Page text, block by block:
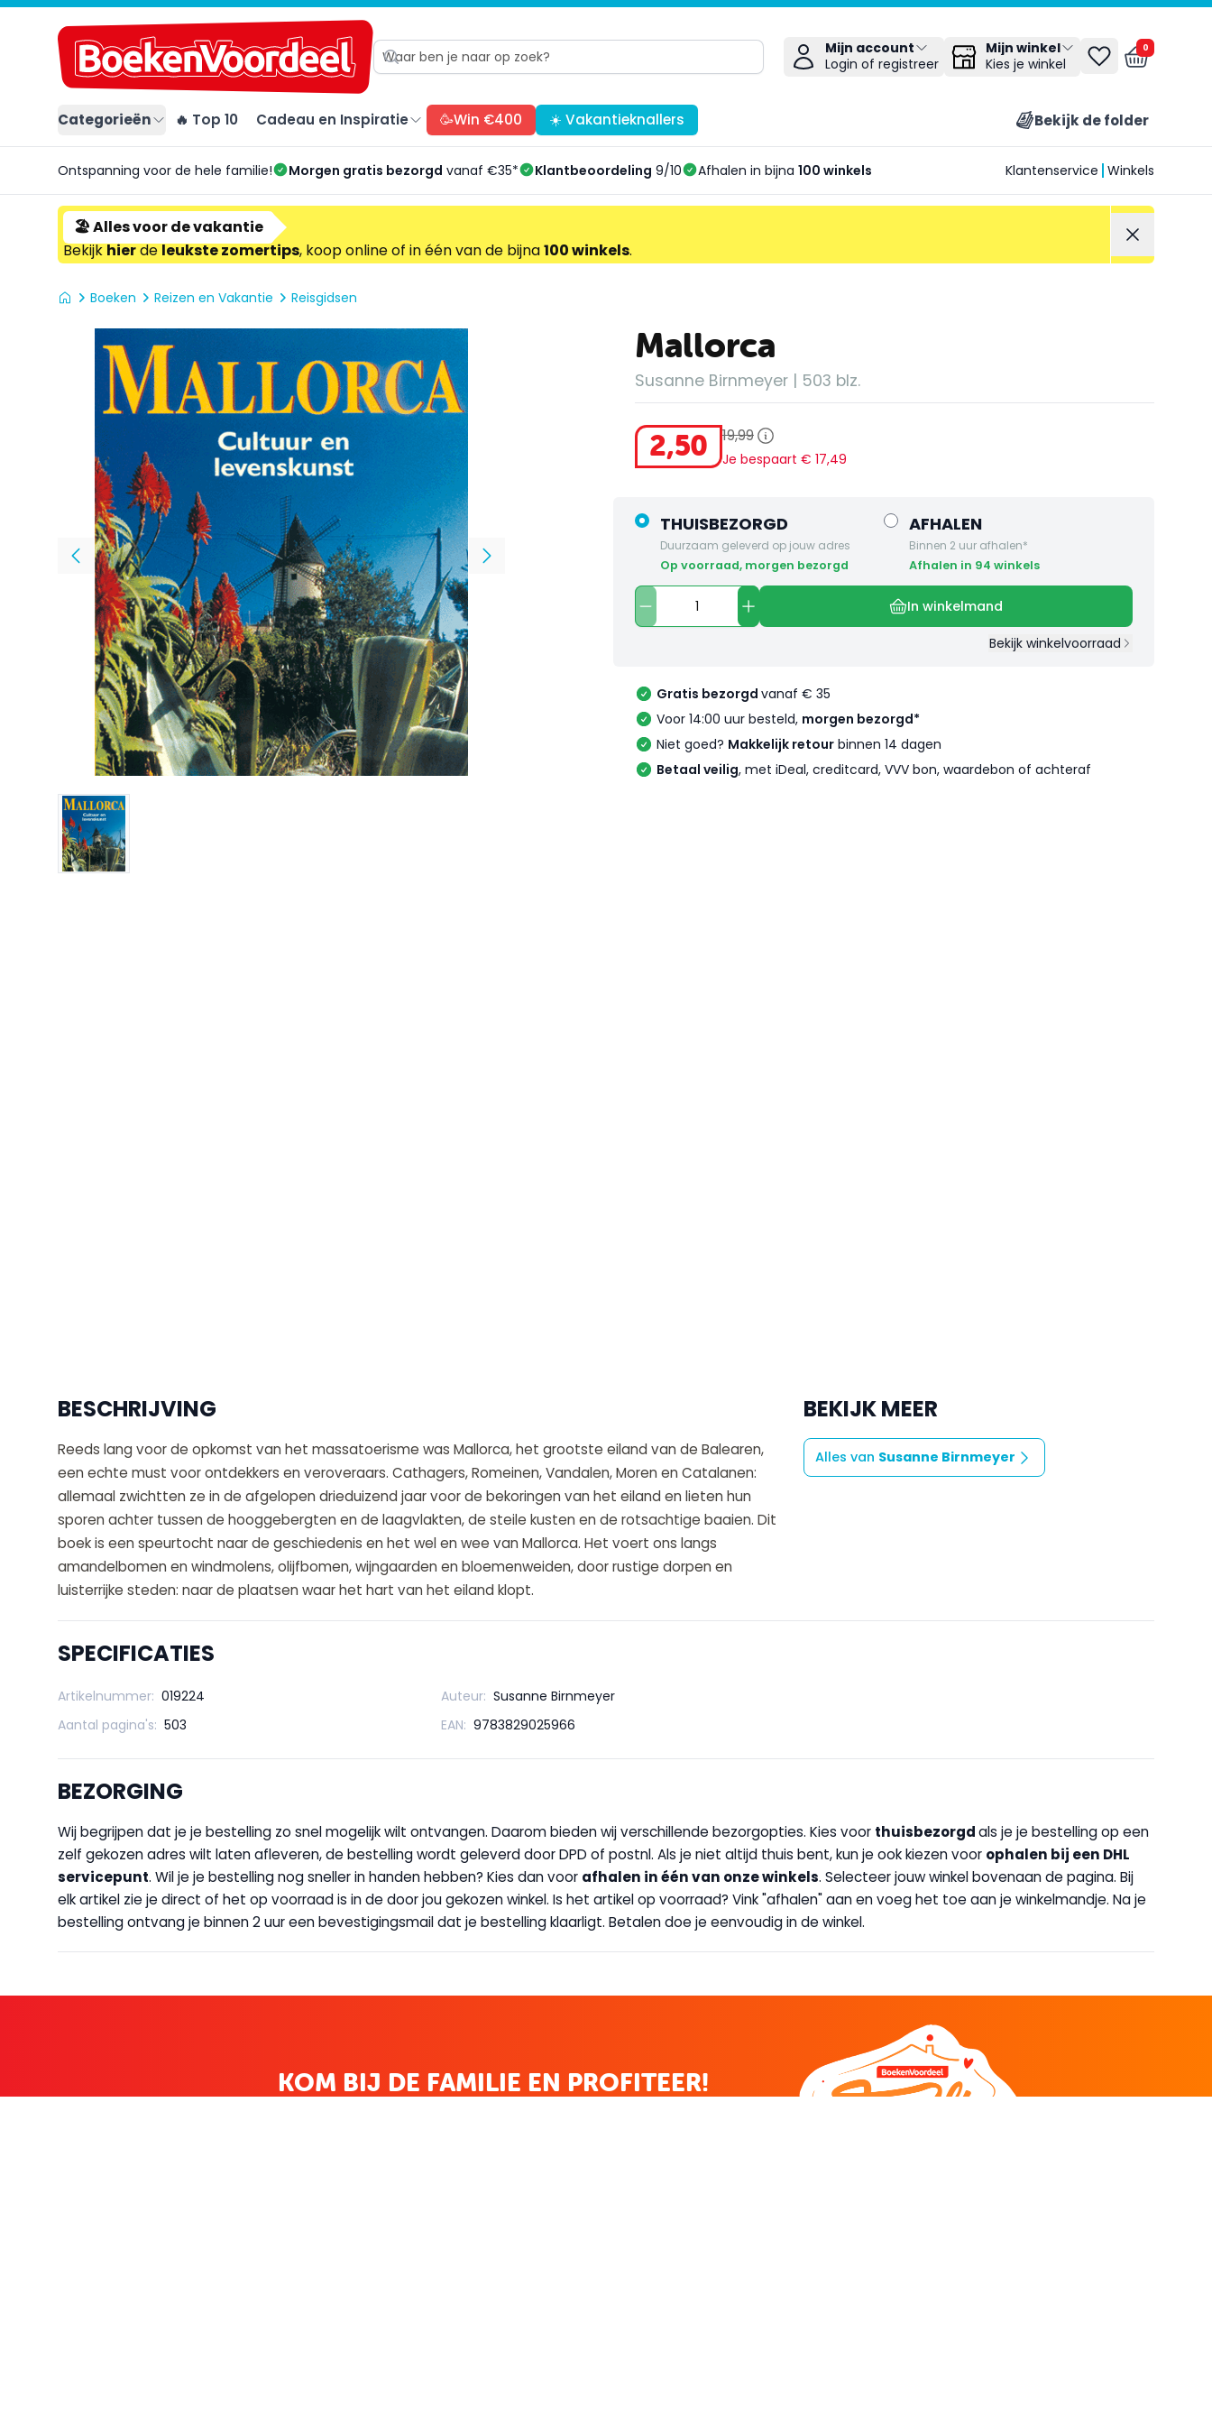
Mijn account
Login of registreer
Mijn winkel
Kies je winkel
0
Categorieën 🔥 Top 10 Cadeau en Inspiratie 🥳Win €400 ☀️ Vakantieknallers Bekijk de folder
Ontspanning voor de hele familie! Morgen gratis bezorgd vanaf €35* Klantbeoordeling 9/10 Afhalen in bijna 100 winkels Klantenservice Winkels
🏖️ Alles voor de vakantie
Bekijkhierdeleukste zomertips, koop online of in één van de bijna100 winkels.
Boeken Reizen en Vakantie Reisgidsen
Mallorca
Susanne Birnmeyer | 503 blz.
2,50 19,99
Je bespaart € 17,49
THUISBEZORGD
Duurzaam geleverd op jouw adres
op voorraad, morgen bezorgd
AFHALEN
Binnen 2 uur afhalen*
Afhalen in 94 winkels
In winkelmand
Bekijk winkelvoorraad
Gratis bezorgd vanaf € 35
Voor 14:00 uur besteld, morgen bezorgd*
Niet goed? Makkelijk retour binnen 14 dagen
Betaal veilig, met iDeal, creditcard, VVV bon, waardebon of achteraf
BEKIJK MEER
Alles van Susanne Birnmeyer
BESCHRIJVING
Reeds lang voor de opkomst van het massatoerisme was Mallorca, het grootste eiland van de Balearen,
een echte must voor ontdekkers en veroveraars. Cathagers, Romeinen, Vandalen, Moren en Catalanen:
allemaal zwichtten ze in de afgelopen drieduizend jaar voor de bekoringen van het eiland en lieten hun
sporen achter tussen de hooggebergten en de laagvlakten, de steile kusten en de rotsachtige baaien. Dit
boek is een speurtocht naar de geschiedenis en het wel en wee van Mallorca. Het voert ons langs
amandelbomen en windmolens, olijfbomen, wijngaarden en bloemenweiden, door rustige dorpen en
luisterrijke steden: naar de plaatsen waar het hart van het eiland klopt.
SPECIFICATIES
Artikelnummer: 019224 Auteur: Susanne Birnmeyer
Aantal pagina's: 503 EAN: 9783829025966
BEZORGING
Wij begrijpen dat je je bestelling zo snel mogelijk wilt ontvangen. Daarom bieden wij verschillende bezorgopties. Kies voor thuisbezorgdals je je bestelling op een
zelf gekozen adres wilt laten afleveren, de bestelling wordt geleverd door DPD of postnl. Als je niet altijd thuis bent, kun je ook kiezen voor ophalen bij een DHL
servicepunt. Wil je je bestelling nog sneller in handen hebben? Kies dan voor afhalen in één van onze winkels. Selecteer jouw winkel bovenaan de pagina. Bij
elk artikel zie je direct of het op voorraad is in de door jou gekozen winkel. Is het artikel op voorraad? Vink "afhalen" aan en voeg het toe aan je winkelmandje. Na je
bestelling ontvang je binnen 2 uur een bevestigingsmail dat je bestelling klaarligt. Betalen doe je eenvoudig in de winkel.
KOM BIJ DE FAMILIE EN PROFITEER!